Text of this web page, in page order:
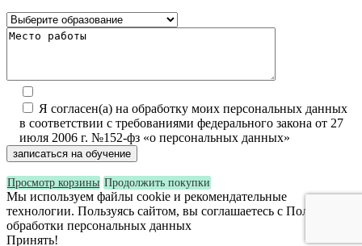
Я согласен(а) на обработку моих персональных данных
в соответствии с требованиями федерального закона от 27
июля 2006 г. №152-фз «о персональных данных»
Просмотр корзины Продолжить покупки
Мы используем файлы cookie и рекомендательные
технологии. Пользуясь сайтом, вы соглашаетесь с Политикой
обработки персональных данных
Принять!